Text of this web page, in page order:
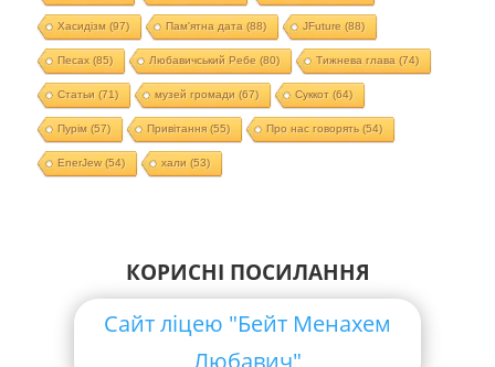
Хасидізм (97) Пам'ятна дата (88) JFuture (88)
Песах(85) Любавичський Ребе (80) Тижнева глава (74)
Статьи (71) музей громади (67) Суккот (64)
Пурім (57) Привітання(55) Про нас говорять (54)
EnerJew(54) хали (53)
КОРИСНІ ПОСИЛАННЯ
Сайт ліцею "Бейт Менахем
Любавич"